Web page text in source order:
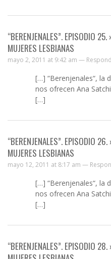
“BERENJENALES”. EPISODIO
MUJERES LESBIANAS
mayo 2, 2011 at 9:42 am —
[…] “Berenjenales“, la
nos ofrecen Ana
[…]
“BERENJENALES”. EPISODIO
MUJERES LESBIANAS
mayo 12, 2011 at 8:17 am —
[…] “Berenjenales“, la
nos ofrecen Ana
[…]
“BERENJENALES”. EPISODIO